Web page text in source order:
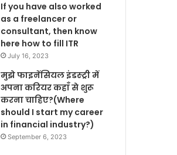
If you have also worked
as a freelancer or
consultant, then know
here how to fill ITR
July 16, 2023
मुझे फाइनेंसियल इंडस्ट्री में
अपना करियर कहाँ से शुरू
करना चाहिए?(Where
should I start my career
in financial industry?)
September 6, 2023